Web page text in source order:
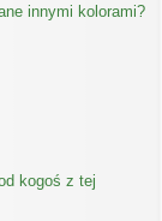
innymi kolorami?
kogoś z tej